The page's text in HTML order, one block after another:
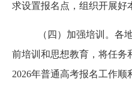
求设置报名点，组织开展好
（四）加强培训。各
前培训和思想教育，将任务
2026年普通高考报名工作顺